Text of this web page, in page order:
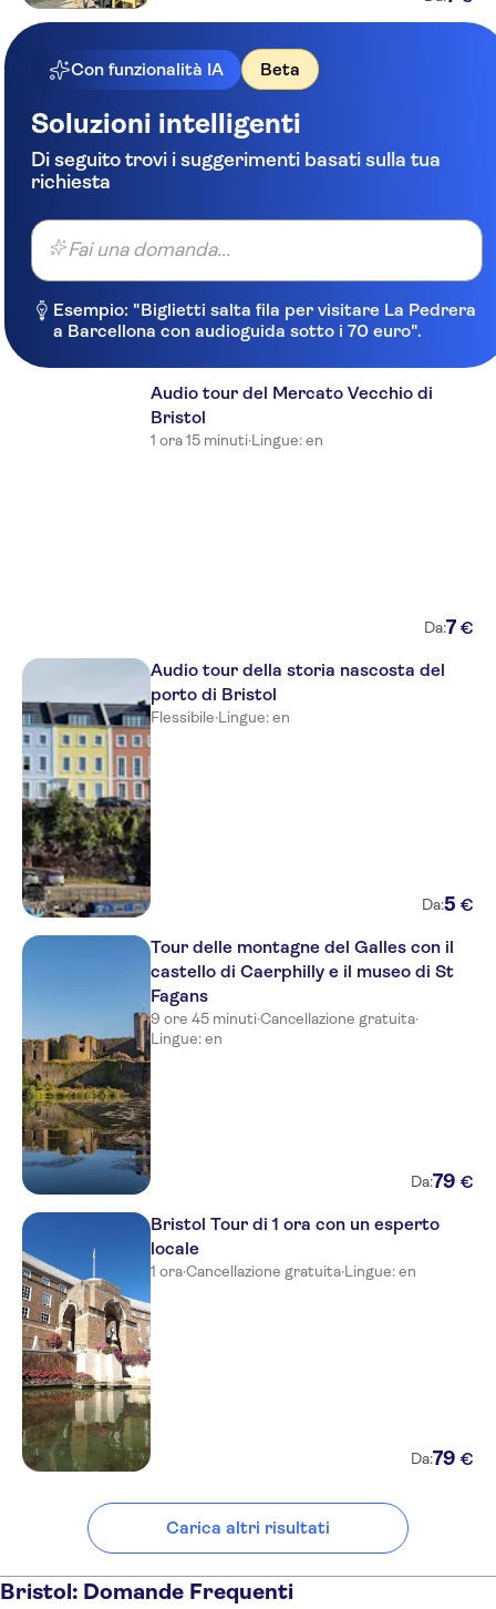
Con funzionalità IA Beta
Soluzioni intelligenti
Di seguito trovi i suggerimenti basati sulla tua
richiesta
Fai una domanda...
Esempio: "Biglietti salta fila per visitare La Pedrera
a Barcellona con audioguida sotto i 70 euro".
Audio tour del Mercato Vecchio di
Bristol
1 ora 15 minuti·Lingue: en
Da:7 €
Audio tour della storia nascosta del
porto di Bristol
Flessibile·Lingue: en
Da:5 €
Tour delle montagne del Galles con il
castello di Caerphilly e il museo di St
Fagans
9 ore 45 minuti·Cancellazione gratuita·
Lingue: en
Da:79 €
Bristol Tour di 1 ora con un esperto
locale
1 ora·Cancellazione gratuita·Lingue: en
Da:79 €
Carica altri risultati
Bristol: Domande Frequenti